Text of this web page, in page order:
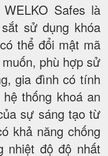
Safes là
sử dụng khóa
thể đổi mật mã
phù hợp sử
gia đình có tính
thống khoá an
sự sáng tạo từ
khả năng chống
nhiệt độ độ nhất